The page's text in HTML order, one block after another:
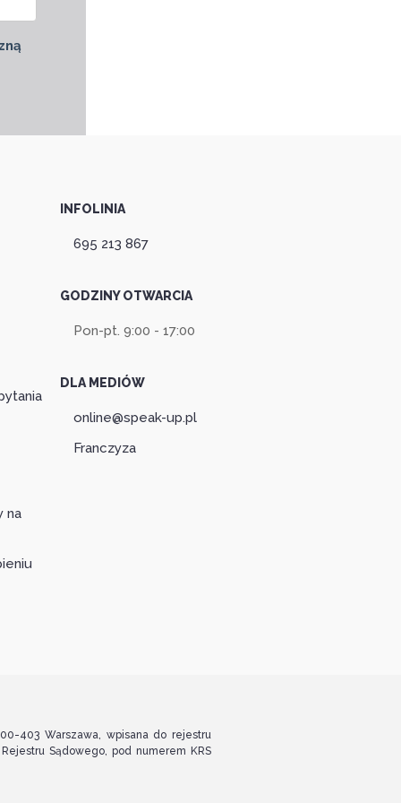
na
INFOLINIA
695 213 867
GODZINY OTWARCIA
Pon-pt. 9:00 - 17:00
DLA MEDIÓW
online@speak-up.pl
Franczyza
403 Warszawa, wpisana do rejestru
Sądowego, pod numerem KRS